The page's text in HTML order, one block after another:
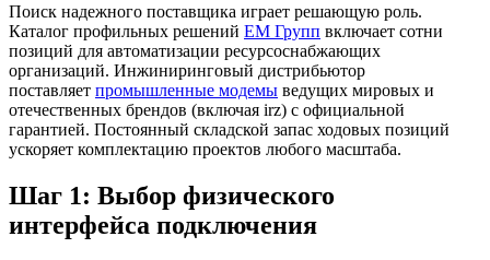
Поиск надежного поставщика играет решающую роль.
Каталог профильных решений ЕМ Групп включает сотни
позиций для автоматизации ресурсоснабжающих
организаций. Инжиниринговый дистрибьютор
поставляет промышленные модемы ведущих мировых и
отечественных брендов (включая irz) с официальной
гарантией. Постоянный складской запас ходовых позиций
ускоряет комплектацию проектов любого масштаба.
Шаг 1: Выбор физического
интерфейса подключения